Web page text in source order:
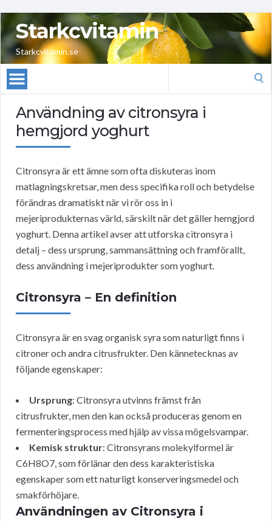
Starkcvitamin
Starkcvitamin.se
Användning av citronsyra i
hemgjord yoghurt
Citronsyra är ett ämne som ofta diskuteras inom
matlagningskretsar, men dess specifika roll och betydelse
förändras dramatiskt när vi rör oss in i
mejeriprodukternas värld, särskilt när det gäller hemgjord
yoghurt. Denna artikel avser att utforska citronsyra i
detalj – dess ursprung, sammansättning och framförallt,
dess användning i mejeriprodukter som yoghurt.
Citronsyra – En definition
Citronsyra är en svag organisk syra som naturligt finns i
citroner och andra citrusfrukter. Den kännetecknas av
följande egenskaper:
Ursprung: Citronsyra utvinns främst från
citrusfrukter, men den kan också produceras genom en
fermenteringsprocess med hjälp av vissa mögelsvampar.
Kemisk struktur: Citronsyrans molekylformel är
C6H8O7, som förlänar den dess karakteristiska
egenskaper som ett naturligt konserveringsmedel och
smakförhöjare.
Användningen av Citronsyra i